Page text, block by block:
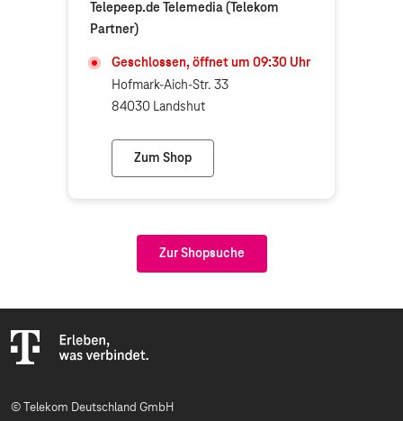
Telepeep.de Telemedia (Telekom
Partner)
Geschlossen, öffnet um 09:30 Uhr
Hofmark-Aich-Str. 33
84030 Landshut
Zum Shop
Telepeep.de Telemedia (Telekom Partner)
Zur Shopsuche
© Telekom Deutschland GmbH